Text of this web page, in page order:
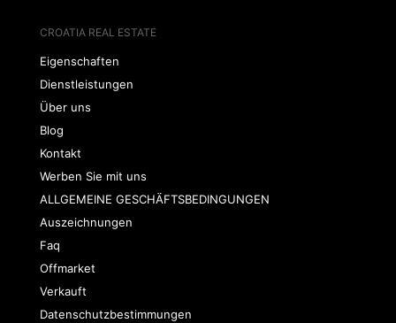
CROATIA REAL ESTATE
Eigenschaften
Dienstleistungen
Über uns
Blog
Kontakt
Werben Sie mit uns
ALLGEMEINE GESCHÄFTSBEDINGUNGEN
Auszeichnungen
Faq
Offmarket
Verkauft
Datenschutzbestimmungen